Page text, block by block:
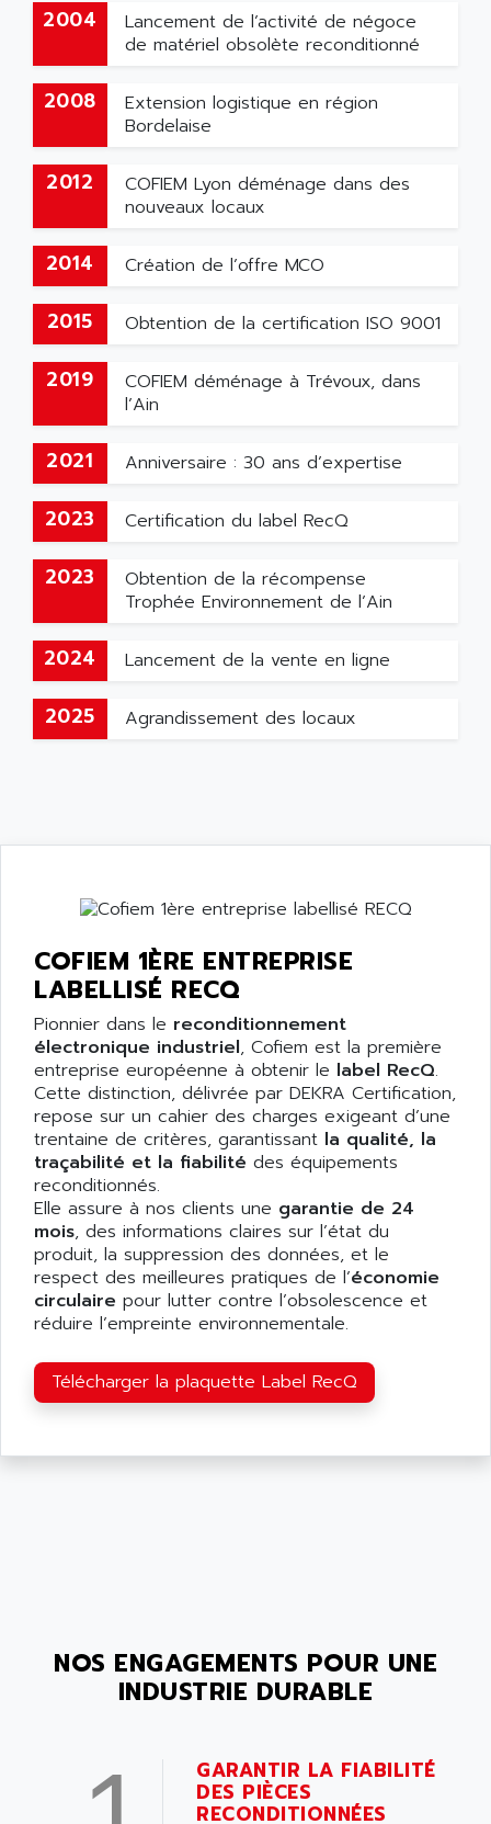
2004
Lancement de l’activité de négoce
de matériel obsolète reconditionné
2008
Extension logistique en région
Bordelaise
2012
COFIEM Lyon déménage dans des
nouveaux locaux
2014 Création de l’offre MCO
2015 Obtention de la certification ISO 9001
2019
COFIEM déménage à Trévoux, dans
l’Ain
2021 Anniversaire : 30 ans d’expertise
2023 Certification du label RecQ
2023
Obtention de la récompense
Trophée Environnement de l’Ain
2024 Lancement de la vente en ligne
2025 Agrandissement des locaux
COFIEM 1ÈRE ENTREPRISE
LABELLISÉ RECQ
Pionnier dans le reconditionnement
électronique industriel, Cofiem est la première
entreprise européenne à obtenir le label RecQ.
Cette distinction, délivrée par DEKRA Certification,
repose sur un cahier des charges exigeant d’une
trentaine de critères, garantissant la qualité, la
traçabilité et la fiabilité des équipements
reconditionnés.
Elle assure à nos clients une garantie de 24
mois, des informations claires sur l’état du
produit, la suppression des données, et le
respect des meilleures pratiques de l’économie
circulaire pour lutter contre l’obsolescence et
réduire l’empreinte environnementale.
Télécharger la plaquette Label RecQ
NOS ENGAGEMENTS POUR UNE
INDUSTRIE DURABLE
GARANTIR LA FIABILITÉ
DES PIÈCES
RECONDITIONNÉES